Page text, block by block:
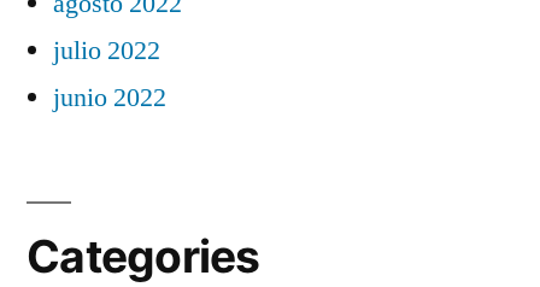
julio 2022
junio 2022
Categories